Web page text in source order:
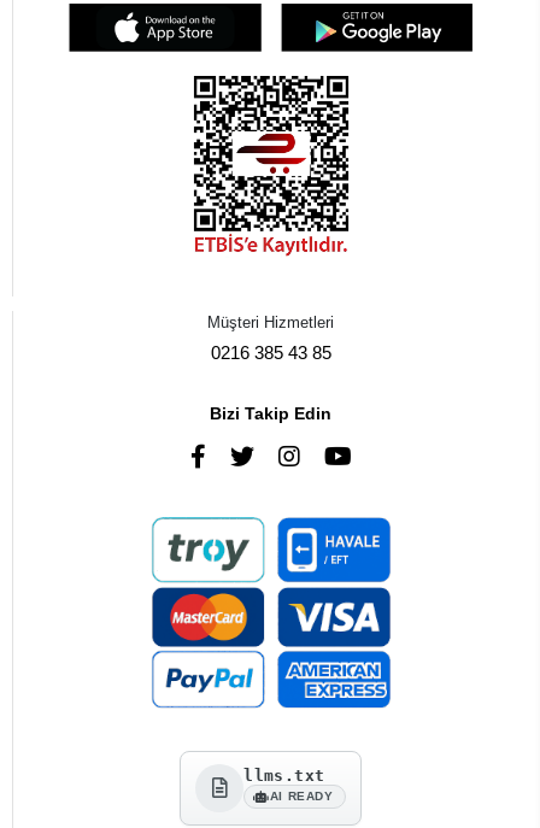
Müşteri Hizmetleri
0216 385 43 85
Bizi Takip Edin
llms.txt
AI READY